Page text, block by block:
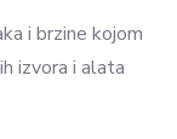
i brzine kojom
izvora i alata